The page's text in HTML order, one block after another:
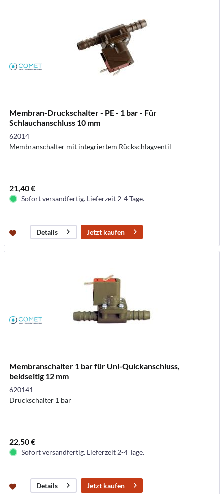
Membran-Druckschalter - PE - 1 bar - Für
Schlauchanschluss 10 mm
62014
Membranschalter mit integriertem Rückschlagventil
21,40 €
Sofort versandfertig. Lieferzeit 2-4 Tage.
Details Jetzt kaufen
Membranschalter 1 bar für Uni-Quickanschluss,
beidseitig 12 mm
620141
Druckschalter 1 bar
22,50 €
Sofort versandfertig. Lieferzeit 2-4 Tage.
Details Jetzt kaufen